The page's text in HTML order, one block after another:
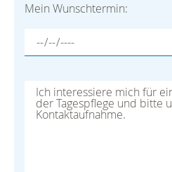
Mein Wunschtermin:
Ihre Nachricht an uns: